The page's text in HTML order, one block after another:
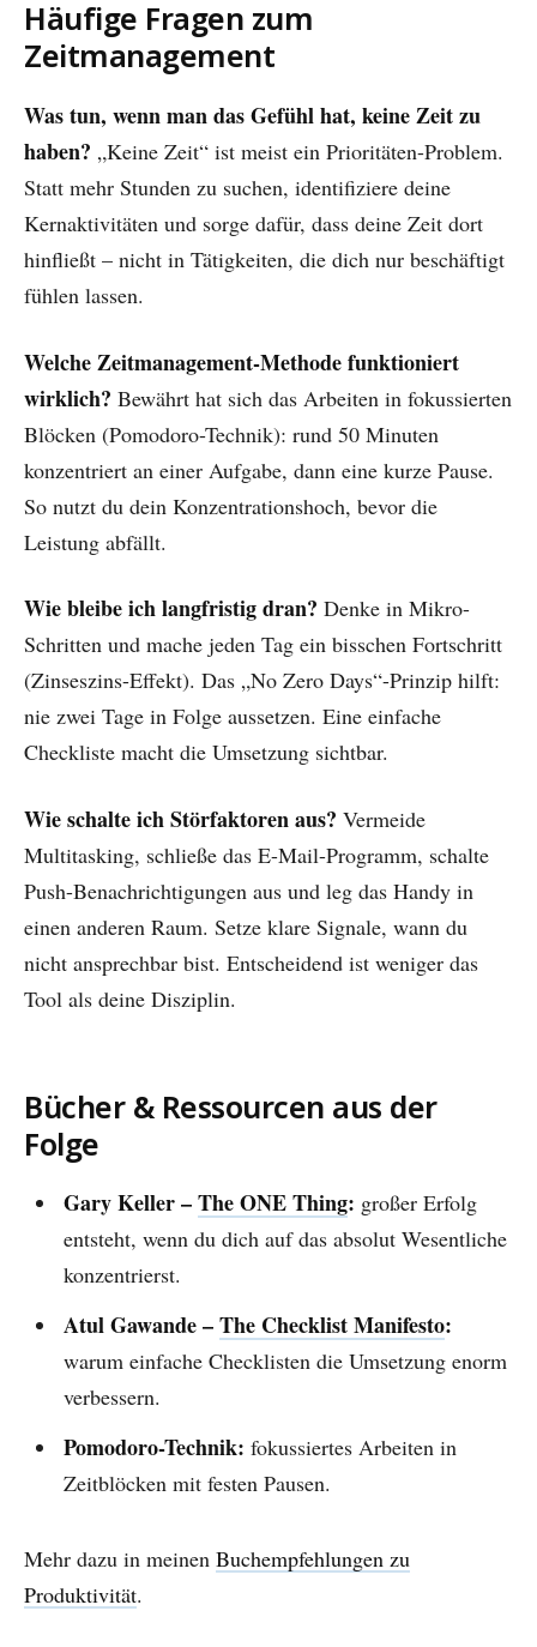
Häufige Fragen zum
Zeitmanagement
Was tun, wenn man das Gefühl hat, keine Zeit zu
haben? „Keine Zeit“ ist meist ein Prioritäten-Problem.
Statt mehr Stunden zu suchen, identifiziere deine
Kernaktivitäten und sorge dafür, dass deine Zeit dort
hinfließt – nicht in Tätigkeiten, die dich nur beschäftigt
fühlen lassen.
Welche Zeitmanagement-Methode funktioniert
wirklich? Bewährt hat sich das Arbeiten in fokussierten
Blöcken (Pomodoro-Technik): rund 50 Minuten
konzentriert an einer Aufgabe, dann eine kurze Pause.
So nutzt du dein Konzentrationshoch, bevor die
Leistung abfällt.
Wie bleibe ich langfristig dran? Denke in Mikro-
Schritten und mache jeden Tag ein bisschen Fortschritt
(Zinseszins-Effekt). Das „No Zero Days“-Prinzip hilft:
nie zwei Tage in Folge aussetzen. Eine einfache
Checkliste macht die Umsetzung sichtbar.
Wie schalte ich Störfaktoren aus? Vermeide
Multitasking, schließe das E-Mail-Programm, schalte
Push-Benachrichtigungen aus und leg das Handy in
einen anderen Raum. Setze klare Signale, wann du
nicht ansprechbar bist. Entscheidend ist weniger das
Tool als deine Disziplin.
Bücher & Ressourcen aus der
Folge
Gary Keller –The ONE Thing: großer Erfolg
entsteht, wenn du dich auf das absolut Wesentliche
konzentrierst.
Atul Gawande –The Checklist Manifesto:
warum einfache Checklisten die Umsetzung enorm
verbessern.
Pomodoro-Technik: fokussiertes Arbeiten in
Zeitblöcken mit festen Pausen.
Mehr dazu in meinen Buchempfehlungen zu
Produktivität.